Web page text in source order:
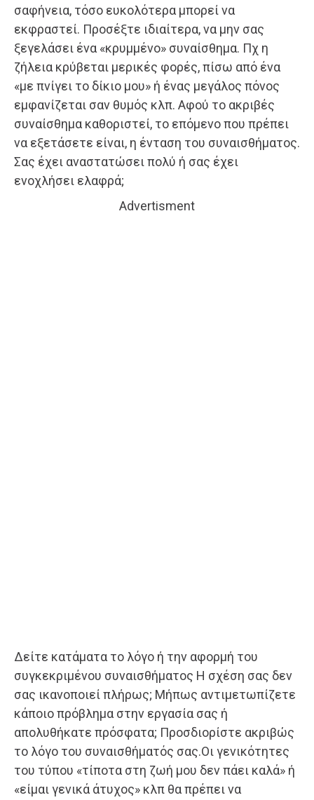
σαφήνεια, τόσο ευκολότερα μπορεί να
εκφραστεί. Προσέξτε ιδιαίτερα, να μην σας
ξεγελάσει ένα «κρυμμένο» συναίσθημα. Πχ η
ζήλεια κρύβεται μερικές φορές, πίσω από ένα
«με πνίγει το δίκιο μου» ή ένας μεγάλος πόνος
εμφανίζεται σαν θυμός κλπ. Αφού το ακριβές
συναίσθημα καθοριστεί, το επόμενο που πρέπει
να εξετάσετε είναι, η ένταση του συναισθήματος.
Σας έχει αναστατώσει πολύ ή σας έχει
ενοχλήσει ελαφρά;
Advertisment
Δείτε κατάματα το λόγο ή την αφορμή του
συγκεκριμένου συναισθήματος Η σχέση σας δεν
σας ικανοποιεί πλήρως; Μήπως αντιμετωπίζετε
κάποιο πρόβλημα στην εργασία σας ή
απολυθήκατε πρόσφατα; Προσδιορίστε ακριβώς
το λόγο του συναισθήματός σας.Οι γενικότητες
του τύπου «τίποτα στη ζωή μου δεν πάει καλά» ή
«είμαι γενικά άτυχος» κλπ θα πρέπει να